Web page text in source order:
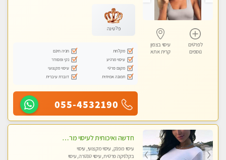
לפרטים
נוספים
עיסוי בצפון
קרית אתא
טנטרה, עיסוי מגבר לגבר, עיסוי מגבר
לאישה
פלטינה
מקלחת
חניה חינם
עיסוי מרגיע
נקי ומסודר
מקום פרטי
עיסוי מקצועי
תמונה אמיתית
דוברת עיברית
055-4532190
חדשה ואיכותית לעיסוי מרגיע ומפנק VIP-מומלץ לחלוטין! פרטי! ​​​​​​ Highly recommended
עיסוי מפנק, עיסוי מקצועי, עיסוי
בקלניקה פרטית, עיסוי טנטרה, עיסוי